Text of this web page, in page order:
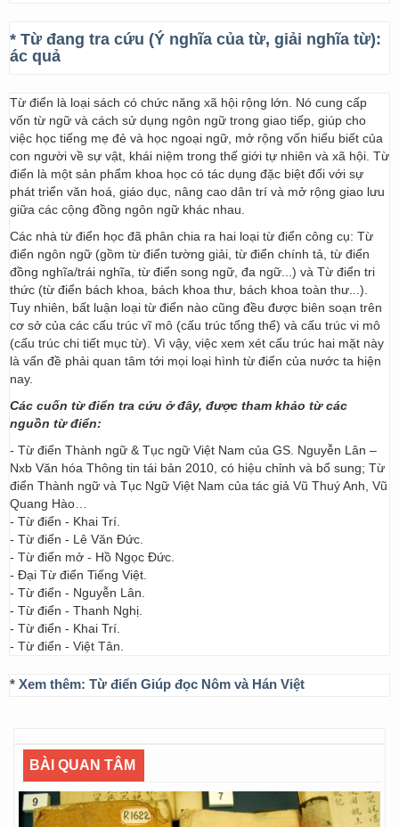
* Từ đang tra cứu (Ý nghĩa của từ, giải nghĩa từ):
ác quả
Từ điển là loại sách có chức năng xã hội rộng lớn. Nó cung cấp
vốn từ ngữ và cách sử dụng ngôn ngữ trong giao tiếp, giúp cho
việc học tiếng mẹ đẻ và học ngoại ngữ, mở rộng vốn hiểu biết của
con người về sự vật, khái niệm trong thế giới tự nhiên và xã hội. Từ
điển là một sản phẩm khoa học có tác dụng đặc biệt đối với sự
phát triển văn hoá, giáo dục, nâng cao dân trí và mở rộng giao lưu
giữa các cộng đồng ngôn ngữ khác nhau.
Các nhà từ điển học đã phân chia ra hai loại từ điển công cụ: Từ
điển ngôn ngữ (gồm từ điển tường giải, từ điển chính tả, từ điển
đồng nghĩa/trái nghĩa, từ điển song ngữ, đa ngữ...) và Từ điển tri
thức (từ điển bách khoa, bách khoa thư, bách khoa toàn thư...).
Tuy nhiên, bất luận loại từ điển nào cũng đều được biên soạn trên
cơ sở của các cấu trúc vĩ mô (cấu trúc tổng thể) và cấu trúc vi mô
(cấu trúc chi tiết mục từ). Vì vậy, việc xem xét cấu trúc hai mặt này
là vấn đề phải quan tâm tới mọi loại hình từ điển của nước ta hiện
nay.
Các cuốn từ điển tra cứu ở đây, được tham khảo từ các
nguồn từ điển:
- Từ điển Thành ngữ & Tục ngữ Việt Nam của GS. Nguyễn Lân –
Nxb Văn hóa Thông tin tái bản 2010, có hiệu chỉnh và bổ sung; Từ
điển Thành ngữ và Tục Ngữ Việt Nam của tác giả Vũ Thuý Anh, Vũ
Quang Hào…
- Từ điển - Khai Trí.
- Từ điển - Lê Văn Đức.
- Từ điển mở - Hồ Ngọc Đức.
- Đại Từ điển Tiếng Việt.
- Từ điển - Nguyễn Lân.
- Từ điển - Thanh Nghị.
- Từ điển - Khai Trí.
- Từ điển - Việt Tân.
* Xem thêm: Từ điển Giúp đọc Nôm và Hán Việt
BÀI QUAN TÂM